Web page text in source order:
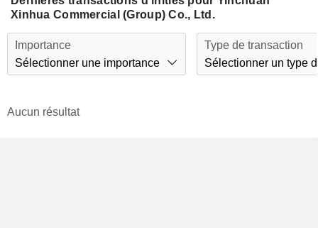
Xinhua Commercial (Group) Co., Ltd.
Importance
Sélectionner une importance
Type de transaction
Sélectionner un type
Aucun résultat